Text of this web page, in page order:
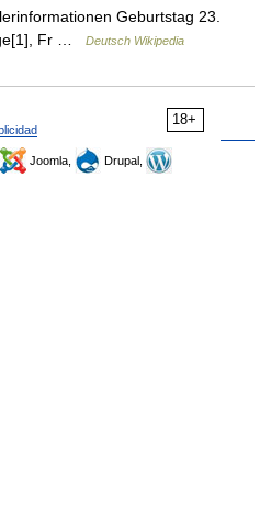
Geburtstag 23.
Fr …
Deutsch Wikipedia
18+
Joomla,
Drupal,